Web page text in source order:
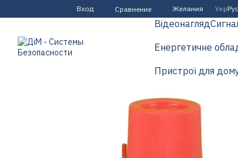
Перейти к основному контенту
Вход Сравнение Желания УкрРус
Відеонагляд
Енергетичне
Пристрої для